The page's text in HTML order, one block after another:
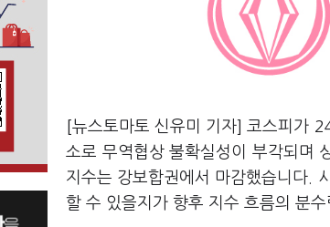
[뉴스토마토 신유미 기자] 코스피가
소로 무역협상 불확실성이 부각되며
지수는 강보합권에서 마감했습니다.
할 수 있을지가 향후 지수 흐름의 분